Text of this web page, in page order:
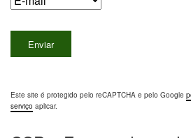
Este site é protegido pelo reCAPTCHA e pelo Google
serviço aplicar.